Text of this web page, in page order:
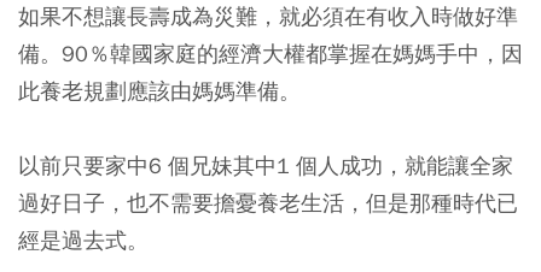
如果不想讓長壽成為災難，就必須在有收入時做好準
備。90％韓國家庭的經濟大權都掌握在媽媽手中，因
此養老規劃應該由媽媽準備。
以前只要家中6 個兄妹其中1 個人成功，就能讓全家
過好日子，也不需要擔憂養老生活，但是那種時代已
經是過去式。